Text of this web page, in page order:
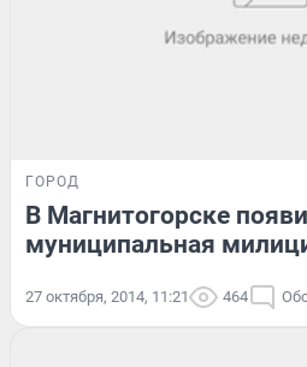
ГОРОД
В Магнитогорске
муниципальная
27 октября, 2014, 11:21 464